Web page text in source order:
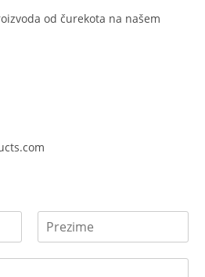
od čurekota na našem
a